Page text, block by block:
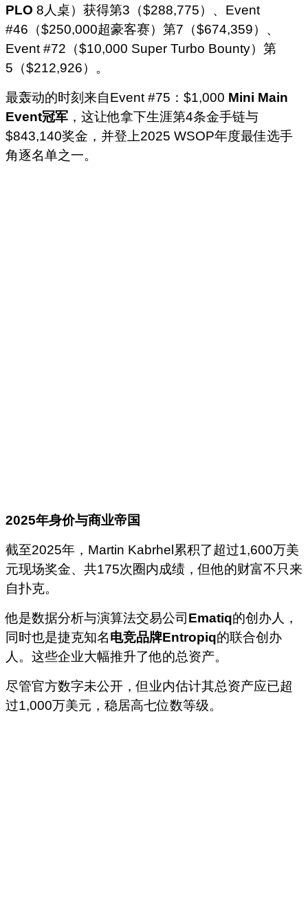
PLO 8人桌）获得第3（$288,775）、Event
#46（$250,000超豪客赛）第7（$674,359）、
Event #72（$10,000 Super Turbo Bounty）第
5（$212,926）。
最轰动的时刻来自Event #75：$1,000 Mini Main
Event冠军 ，这让他拿下生涯第4条金手链与
$843,140奖金，并登上2025 WSOP年度最佳选手
角逐名单之一。
2025年身价与商业帝国
截至2025年，Martin Kabrhel累积了超过1,600万美
元现场奖金、共175次圈内成绩，但他的财富不只来
自扑克。
他是数据分析与演算法交易公司Ematiq的创办人，
同时也是捷克知名电竞品牌Entropiq的联合创办
人。这些企业大幅推升了他的总资产。
尽管官方数字未公开，但业内估计其总资产应已超
过1,000万美元，稳居高七位数等级。